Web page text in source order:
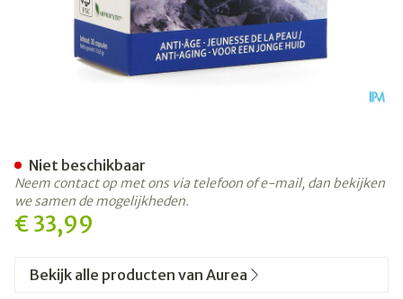
€ 33,99
Niet beschikbaar
Neem contact op met ons via telefoon of e-mail, dan bekijken
we samen de mogelijkheden.
Bekijk alle producten van Aurea